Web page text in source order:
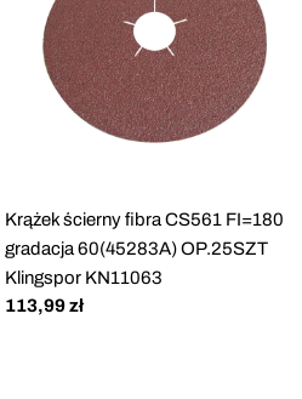
Krążek ścierny fibra CS561 FI=180
gradacja 60(45283A) OP.25SZT
Klingspor KN11063
Cena
113,99 zł